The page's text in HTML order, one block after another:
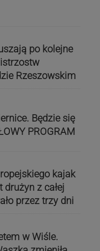
po kolejne
Rzeszowskim
Będzie się
PROGRAM
kajak
z całej
przez trzy dni
w Wiśle.